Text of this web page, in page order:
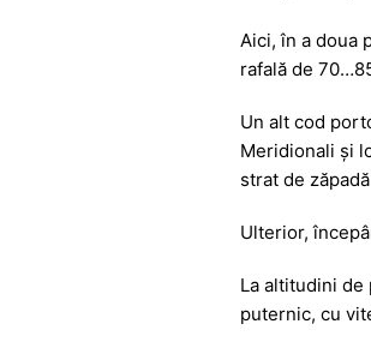
Aici, în a doua
rafală de
Un alt cod
Meridionali şi
strat de
Ulterior,
La altitudini de
puternic, cu